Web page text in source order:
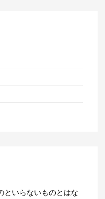
といらないものとはな